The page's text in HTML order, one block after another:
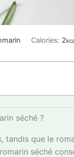
Calories: 2
séché ?
tandis que le
séché